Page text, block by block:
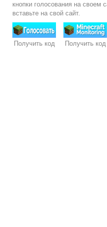
кнопки голосования на своем
вставьте на свой сайт.
Получить код Получить код